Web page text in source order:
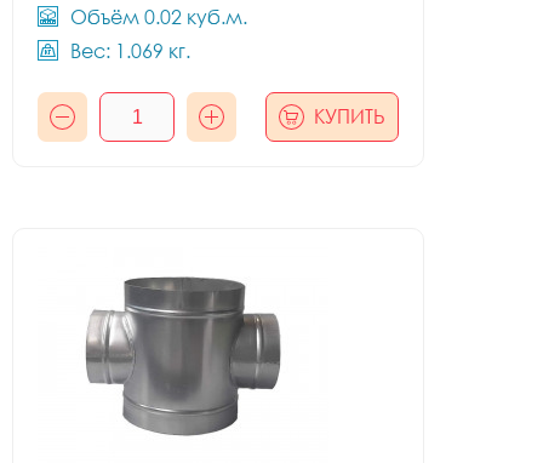
Объём 0.02 куб.м.
Вес: 1.069 кг.
КУПИТЬ